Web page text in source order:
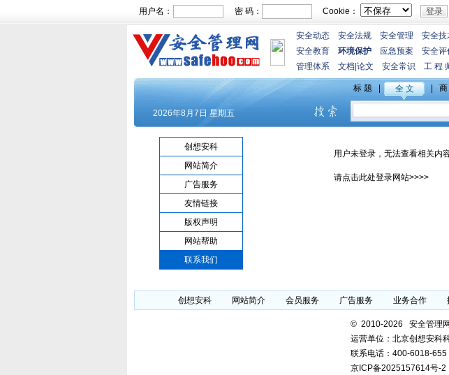
用户名： 密 码： Cookie：
安全动态 安全法规 安全管理 安全技
安全教育
环境保护 应急预案 安全评
管理体系
文档 论文 安全常识 工 程
创想安科
网站简介
广告服务
友情链接
版权声明
网站帮助
联系我们
用户未登录，无法查看相关内
请点击此处登录网站>>>>
创想安科 网站简介 会员服务 广告服务 业务合作
© 2010-2026 安全管理
运营单位：北京创想安科
联系电话： 400-6018-655
京ICP备2025157614号-2